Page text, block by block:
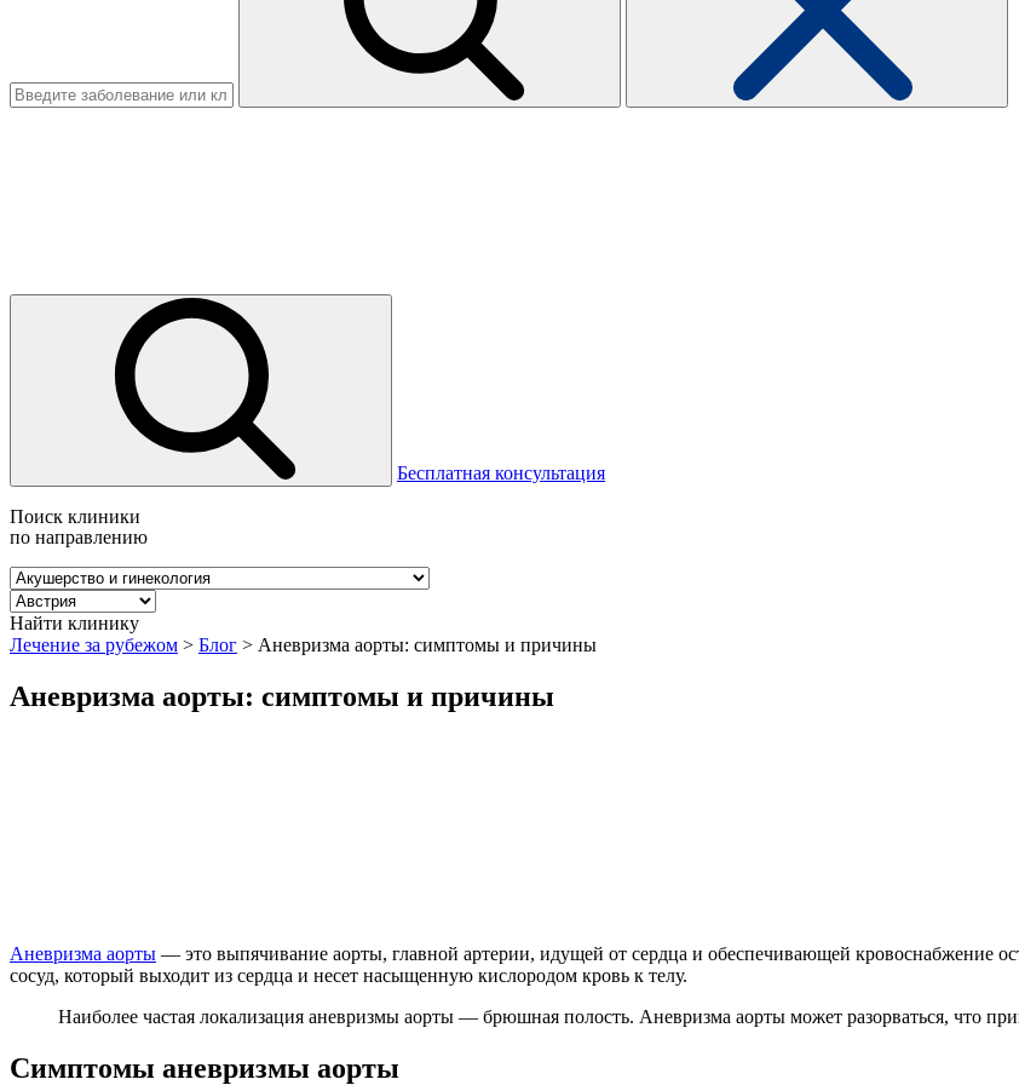
Бесплатная консультация
Поиск клиники
по направлению
Найти клинику
Лечение за рубежом > Блог > Аневризма аорты: симптомы и причины
Аневризма аорты: симптомы и причины
Аневризма аорты — это выпячивание аорты, главной артерии, идущей от сердца и обеспечивающей кровоснабжение
сосуд, который выходит из сердца и несет насыщенную кислородом кровь к телу.
Наиболее частая локализация аневризмы аорты — брюшная полость. Аневризма аорты может разорваться, что
Симптомы аневризмы аорты